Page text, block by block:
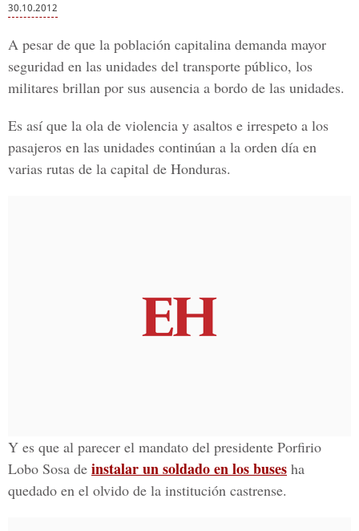
30.10.2012
A pesar de que la población capitalina demanda mayor
seguridad en las unidades del transporte público, los
militares brillan por sus ausencia a bordo de las unidades.
Es así que la ola de violencia y asaltos e irrespeto a los
pasajeros en las unidades continúan a la orden día en
varias rutas de la capital de Honduras.
Y es que al parecer el mandato del presidente Porfirio
Lobo Sosa de instalar un soldado en los buses ha
quedado en el olvido de la institución castrense.